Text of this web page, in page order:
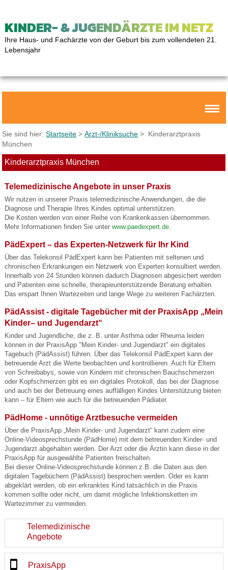
KINDER- & JUGENDÄRZTE IM NETZ
Ihre Haus- und Fachärzte von der Geburt bis zum vollendeten 21.
Lebensjahr
Sie sind hier:Startseite >Arzt-/Kliniksuche > Kinderarztpraxis
München
Kinderarztpraxis München
Telemedizinische Angebote in unser Praxis
Wir nutzen in unserer Praxis telemedizinische Anwendungen, die die
Diagnose und Therapie Ihres Kindes optimal unterstützen.
Die Kosten werden von einer Reihe von Krankenkassen übernommen.
Mehr Informationen finden Sie unter www.paedexpert.de.
PädExpert – das Experten-Netzwerk für Ihr Kind
Über das Telekonsil PädExpert kann bei Patienten mit seltenen und
chronischen Erkrankungen ein Netzwerk von Experten konsultiert werden.
Innerhalb von 24 Stunden können dadurch Diagnosen abgesichert werden
und Patienten eine schnelle, therapieunterstützende Beratung erhalten.
Das erspart Ihnen Wartezeiten und lange Wege zu weiteren Fachärzten.
PädAssist - digitale Tagebücher mit der PraxisApp „Mein
Kinder– und Jugendarzt“
Kinder und Jugendliche, die z. B. unter Asthma oder Rheuma leiden
können in der PraxisApp "Mein Kinder- und Jugendarzt" ein digitales
Tagebuch (PädAssist) führen. Über das Telekonsil PädExpert kann der
betreuende Arzt die Werte beobachten und kontrollieren. Auch für Eltern
von Schreibabys, sowie von Kindern mit chronischen Bauchschmerzen
oder Kopfschmerzen gibt es ein digitales Protokoll, das bei der Diagnose
und auch bei der Betreuung eines auffälligen Kindes Unterstützung bieten
kann – für Eltern wie auch für die betreuenden Pädiater.
PädHome - unnötige Arztbesuche vermeiden
Über die PraxisApp „Mein Kinder- und Jugendarzt“ kann zudem eine
Online-Videosprechstunde (PädHome) mit dem betreuenden Kinder- und
Jugendarzt abgehalten werden. Der Arzt oder die Ärztin kann diese in der
PraxisApp für ausgewählte Patienten freischalten.
Bei dieser Online-Videosprechstunde können z.B. die Daten aus den
digitalen Tagebüchern (PädAssist) besprochen werden. Oder es kann
abgeklärt werden, ob ein erkranktes Kind tatsächlich in die Praxis
kommen sollte oder nicht, um damit mögliche Infektionsketten im
Wartezimmer zu vermeiden.
Telemedizinische
Angebote
PraxisApp